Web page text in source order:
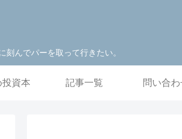
んでパーを取って行きたい。
投資本 記事一覧 問い合